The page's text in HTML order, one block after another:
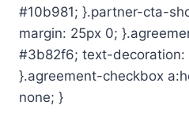
#10b981; }.partner-cta-
margin: 25px 0;
#3b82f6; text-decoration:
}.agreement-checkbox
none; }